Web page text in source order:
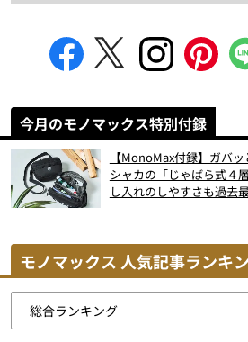
今月のモノマックス特別付録
【MonoMax付録】ガバ
シャカの「じゃばら式４
し入れのしやすさも過去
モノマックス 人気記事ランキ